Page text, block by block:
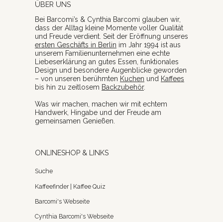
ÜBER UNS
Bei Barcomi’s & Cynthia Barcomi glauben wir,
dass der Alltag kleine Momente voller Qualität
und Freude verdient. Seit der Eröffnung unseres
ersten Geschäfts in Berlin im Jahr 1994 ist aus
unserem Familienunternehmen eine echte
Liebeserklärung an gutes Essen, funktionales
Design und besondere Augenblicke geworden
– von unseren berühmten Kuchen und Kaffees
bis hin zu zeitlosem Backzubehör.
Was wir machen, machen wir mit echtem
Handwerk, Hingabe und der Freude am
gemeinsamen Genießen.
ONLINESHOP & LINKS
Suche
Kaffeefinder | Kaffee Quiz
Barcomi's Webseite
Cynthia Barcomi's Webseite